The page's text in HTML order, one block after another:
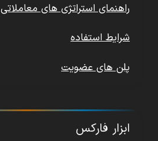
راهنمای استراتژی های معاملاتی
شرایط استفاده
پلن های عضویت
ابزار فارکس